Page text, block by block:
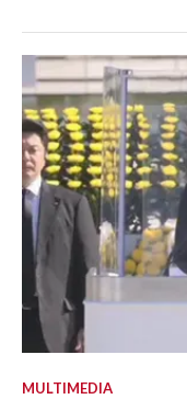
MULTIMEDIA